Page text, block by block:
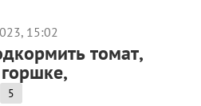
15:02
томат,
5